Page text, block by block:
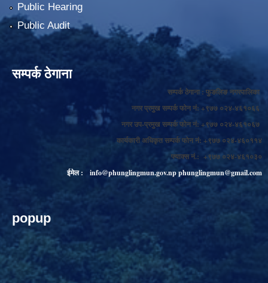
Public Hearing
Public Audit
सम्पर्क ठेगाना
सम्पर्क ठेगाना : फुङलिङ नगरपालिका
नगर प्रमुख सम्पर्क फोन नं: +९७७ ०२४-४६१०६६
नगर उप-प्रमुख सम्पर्क फोन नं: +९७७ ०२४-४६१०६७
कार्यकारी अधिकृत सम्पर्क फोन नं: +९७७ ०२४-४६०११४
फ्याक्स नं.: +९७७ ०२४-४६१०३०
ईमेल :
info@phunglingmun.gov.npphunglingmun@gmail.com
popup